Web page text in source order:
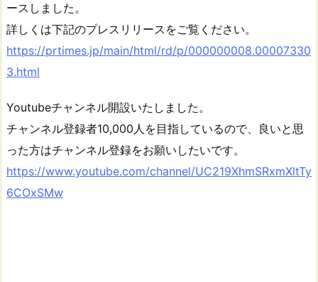
ースしました。
詳しくは下記のプレスリリースをご覧ください。
https://prtimes.jp/main/html/rd/p/000000008.00007330
3.html
Youtubeチャンネル開設いたしました。
チャンネル登録者10,000人を目指しているので、良いと思
った方はチャンネル登録をお願いしたいです。
https://www.youtube.com/channel/UC219XhmSRxmXltTy
6COxSMw